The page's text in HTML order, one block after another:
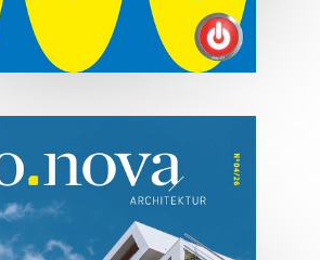
07/2026
500 - Juli/August